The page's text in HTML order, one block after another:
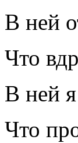
В ней
Что
В ней
Что